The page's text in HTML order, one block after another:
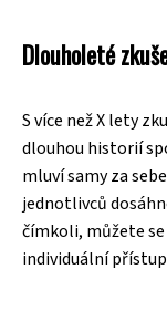
Dlouholeté
S více než X lety
dlouhou historií
mluví samy za
jednotlivců
čímkoli, můžete
individuální